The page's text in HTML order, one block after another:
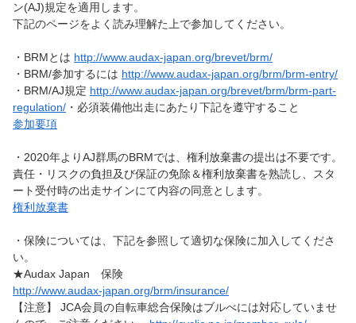
ン(AJ)規定を適用します。
下記のページをよく読み理解た上で参加してください。
・BRMとは http://www.audax-japan.org/brevet/brm/
・BRM/参加するには http://www.audax-japan.org/brm/brm-entry/
・BRM/AJ規定 http://www.audax-japan.org/brevet/brm/brm-part-
regulation/ ・必須装備他出走にあたり下記を遵守すること
参加要項
・2020年よりAJ群馬のBRMでは、権利放棄書の提出は不要です。
責任・リスクの負担及び保証の免除＆権利放棄書を熟読し、スタ
ート受付時の出走サインにて内容の同意とします。
権利放棄書
・保険については、下記を参照して適切な保険に加入してくださ
い。
★Audax Japan 保険
http://www.audax-japan.org/brm/insurance/
【注意】 JCA会員の自転車総合保険はブルべには対応していませ